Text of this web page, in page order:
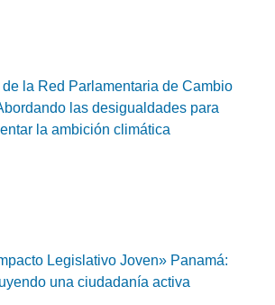
la Red Parlamentaria de Cambio
las desigualdades para
la ambición climática
Legislativo Joven» Panamá:
una ciudadanía activa